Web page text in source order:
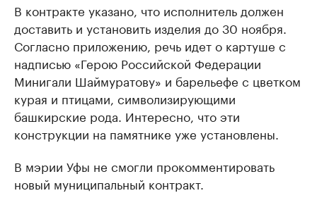
В контракте указано, что исполнитель должен
доставить и установить изделия до 30 ноября.
Согласно приложению, речь идет о картуше с
надписью «Герою Российской Федерации
Минигали Шаймуратову» и барельефе с цветком
курая и птицами, символизирующими
башкирские рода. Интересно, что эти
конструкции на памятнике уже установлены.
В мэрии Уфы не смогли прокомментировать
новый муниципальный контракт.